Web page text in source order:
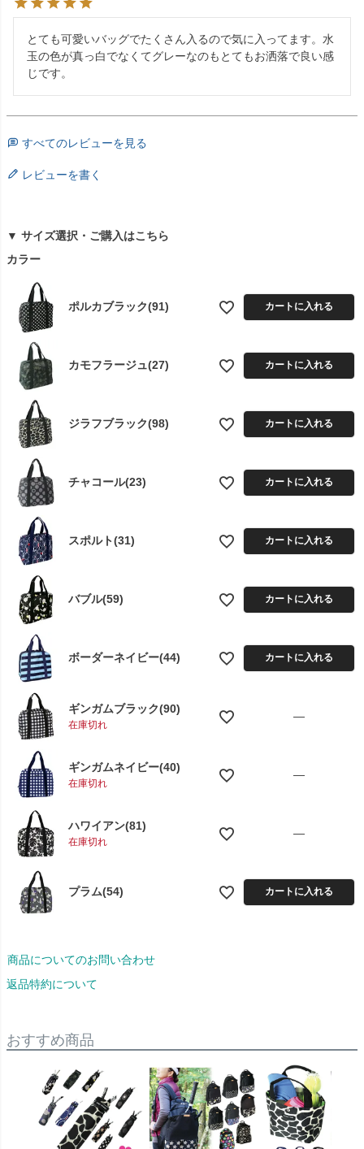
とても可愛いバッグでたくさん入るので気に入ってます。水
玉の色が真っ白でなくてグレーなのもとてもお洒落で良い感
じです。
すべてのレビューを見る
レビューを書く
▼ サイズ選択・ご購入はこちら
カラー
ポルカブラック(91) カートに入れる
カモフラージュ(27) カートに入れる
ジラフブラック(98) カートに入れる
チャコール(23) カートに入れる
スポルト(31) カートに入れる
バブル(59) カートに入れる
ボーダーネイビー(44) カートに入れる
ギンガムブラック(90)
在庫切れ
—
ギンガムネイビー(40)
在庫切れ
—
ハワイアン(81)
在庫切れ
—
プラム(54) カートに入れる
商品についてのお問い合わせ
返品特約について
おすすめ商品